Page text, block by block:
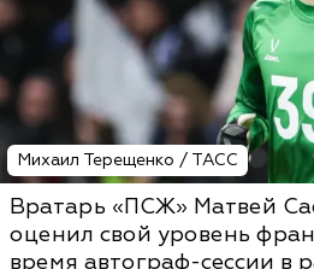
Михаил Терещенко / ТАСС
Вратарь «ПСЖ» Матвей
оценил свой уровень
время автограф-сессии в